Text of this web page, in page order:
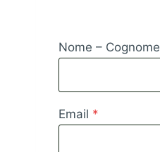
Nome – Cognome
Email *